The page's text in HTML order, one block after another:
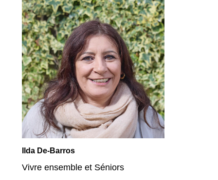
Ilda De-Barros
Vivre ensemble et Séniors